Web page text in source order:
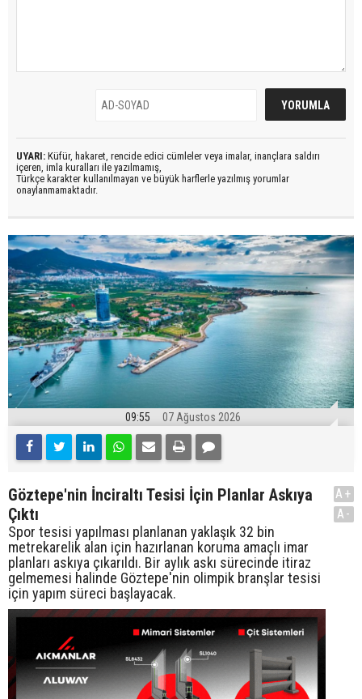
UYARI: Küfür, hakaret, rencide edici cümleler veya imalar, inançlara saldırı
içeren, imla kuralları ile yazılmamış,
Türkçe karakter kullanılmayan ve büyük harflerle yazılmış yorumlar
onaylanmamaktadır.
09:55 07 Ağustos 2026
Göztepe'nin İnciraltı Tesisi İçin Planlar Askıya
Çıktı
Spor tesisi yapılması planlanan yaklaşık 32 bin
metrekarelik alan için hazırlanan koruma amaçlı imar
planları askıya çıkarıldı. Bir aylık askı sürecinde itiraz
gelmemesi halinde Göztepe'nin olimpik branşlar tesisi
için yapım süreci başlayacak.
A+
A-